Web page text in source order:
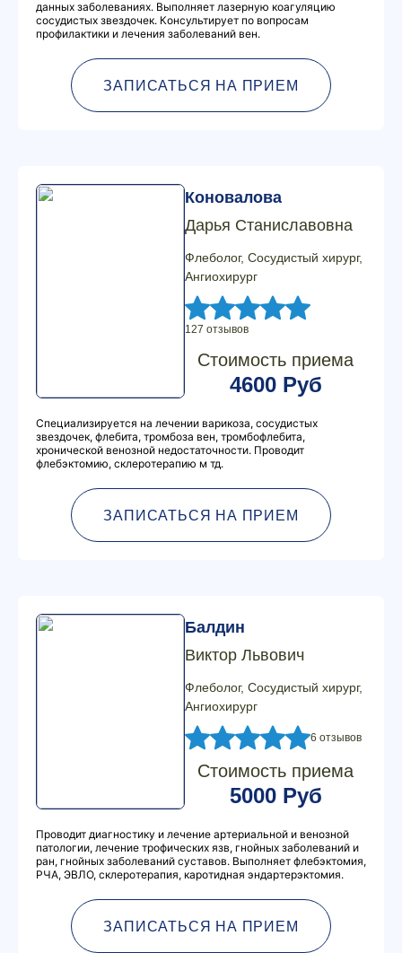
данных заболеваниях. Выполняет лазерную коагуляцию
сосудистых звездочек. Консультирует по вопросам
профилактики и лечения заболеваний вен.
ЗАПИСАТЬСЯ НА ПРИЕМ
Коновалова
Дарья Станиславовна
Флеболог, Сосудистый хирург,
Ангиохирург
127 отзывов
Стоимость приема
4600 Руб
Специализируется на лечении варикоза, сосудистых
звездочек, флебита, тромбоза вен, тромбофлебита,
хронической венозной недостаточности. Проводит
флебэктомию, склеротерапию м тд.
ЗАПИСАТЬСЯ НА ПРИЕМ
Балдин
Виктор Львович
Флеболог, Сосудистый хирург,
Ангиохирург
6 отзывов
Стоимость приема
5000 Руб
Проводит диагностику и лечение артериальной и венозной
патологии, лечение трофических язв, гнойных заболеваний и
ран, гнойных заболеваний суставов. Выполняет флебэктомия,
РЧА, ЭВЛО, склеротерапия, каротидная эндартерэктомия.
ЗАПИСАТЬСЯ НА ПРИЕМ